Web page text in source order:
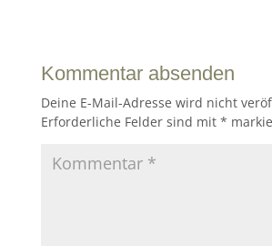
Kommentar absenden
Deine E-Mail-Adresse wird nicht
Erforderliche Felder sind mit *